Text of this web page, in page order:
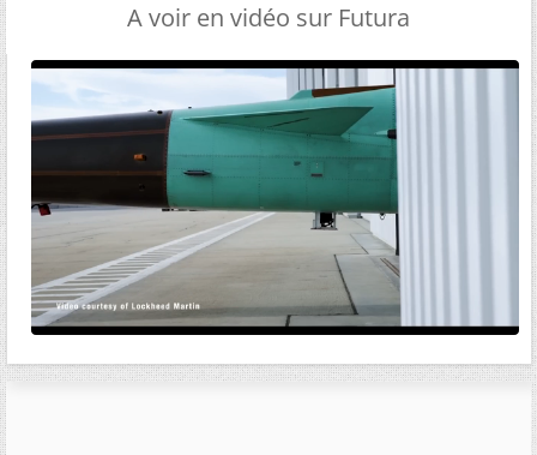
A voir en vidéo sur Futura